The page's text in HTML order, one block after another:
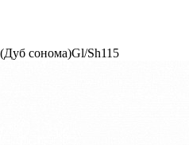
сонома)Gl/Sh115